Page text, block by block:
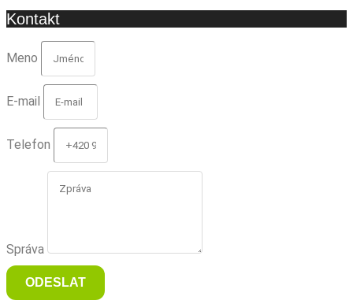
Kontakt
Meno
E-mail
Telefon
Správa
ODESLAT